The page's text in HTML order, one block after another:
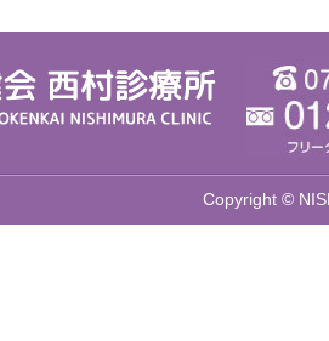
Copyright ©